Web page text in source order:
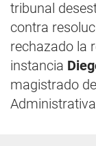
tribunal
contra
rechazado la
instancia
magistrado